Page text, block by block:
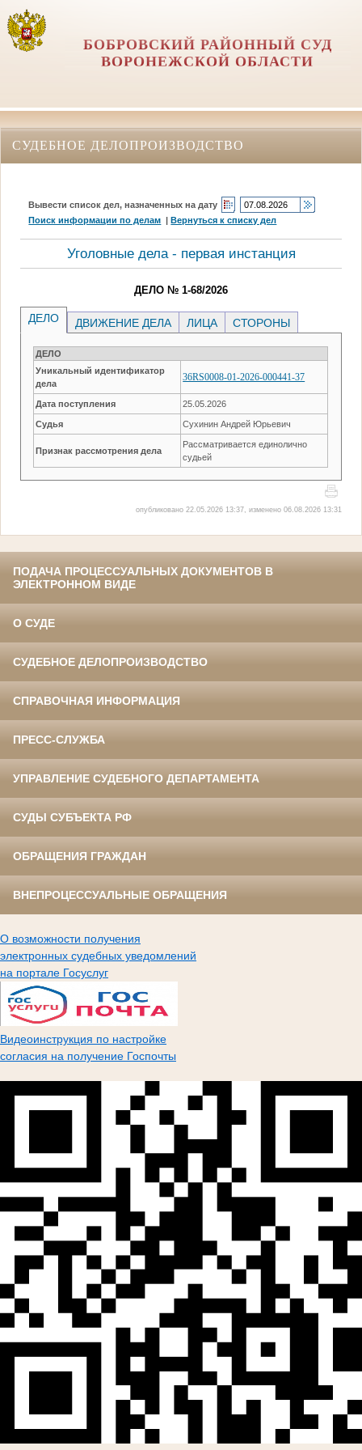
БОБРОВСКИЙ РАЙОННЫЙ СУД
ВОРОНЕЖСКОЙ ОБЛАСТИ
СУДЕБНОЕ ДЕЛОПРОИЗВОДСТВО
Вывести список дел, назначенных на дату
Поиск информации по делам |Вернуться к списку дел
Уголовные дела - первая инстанция
ДЕЛО № 1-68/2026
ДЕЛО ДВИЖЕНИЕ ДЕЛА ЛИЦА СТОРОНЫ
ДЕЛО
Уникальный идентификатор
дела
36RS0008-01-2026-000441-37
Дата поступления 25.05.2026
Судья Сухинин Андрей Юрьевич
Признак рассмотрения дела
Рассматривается единолично
судьей
опубликовано 22.05.2026 13:37, изменено 06.08.2026 13:31
ПОДАЧА ПРОЦЕССУАЛЬНЫХ ДОКУМЕНТОВ В
ЭЛЕКТРОННОМ ВИДЕ
О СУДЕ
СУДЕБНОЕ ДЕЛОПРОИЗВОДСТВО
СПРАВОЧНАЯ ИНФОРМАЦИЯ
ПРЕСС-СЛУЖБА
УПРАВЛЕНИЕ СУДЕБНОГО ДЕПАРТАМЕНТА
СУДЫ СУБЪЕКТА РФ
ОБРАЩЕНИЯ ГРАЖДАН
ВНЕПРОЦЕССУАЛЬНЫЕ ОБРАЩЕНИЯ
О возможности получения
электронных судебных уведомлений
на портале Госуслуг
Видеоинструкция по настройке
согласия на получение Госпочты